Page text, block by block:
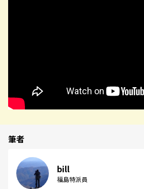
筆者
bill
福島特派員